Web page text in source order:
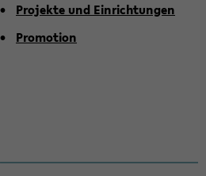
Pro­jek­te und Ein­rich­tun­gen
Pro­mo­ti­on